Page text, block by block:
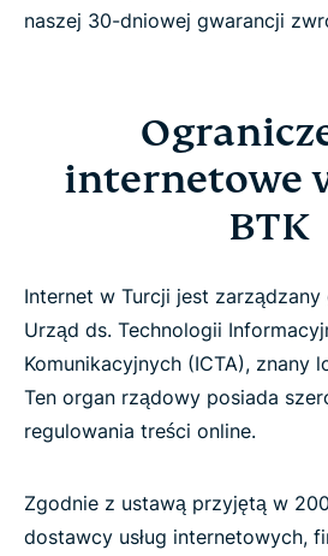
naszej 30-dniowej gwarancji
internetowe
BTK
Internet w Turcji jest zarządzany
Urząd ds. Technologii
Komunikacyjnych (ICTA), znany
Ten organ rządowy posiada
regulowania treści online.
Zgodnie z ustawą przyjętą w
dostawcy usług internetowych,